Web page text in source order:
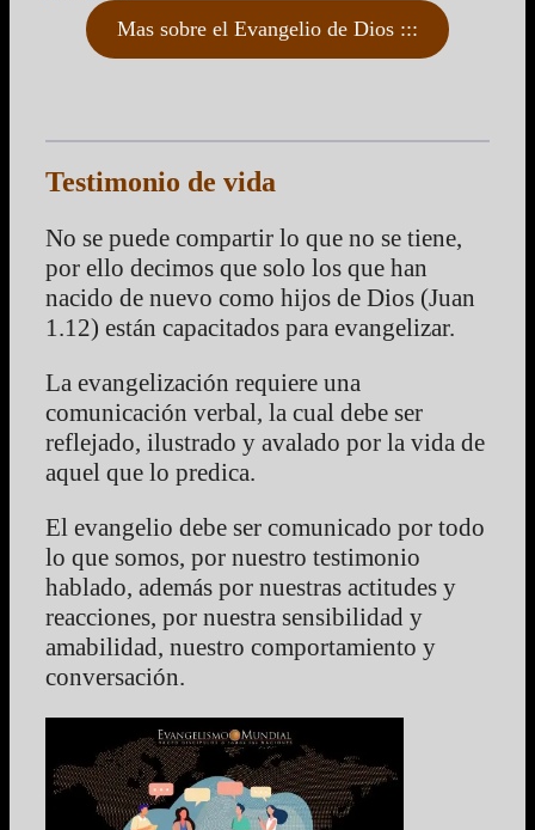
Mas sobre el Evangelio de Dios :::
Testimonio de vida
No se puede compartir lo que no se tiene,
por ello decimos que solo los que han
nacido de nuevo como hijos de Dios (Juan
1.12) están capacitados para evangelizar.
La evangelización requiere una
comunicación verbal, la cual debe ser
reflejado, ilustrado y avalado por la vida de
aquel que lo predica.
El evangelio debe ser comunicado por todo
lo que somos, por nuestro testimonio
hablado, además por nuestras actitudes y
reacciones, por nuestra sensibilidad y
amabilidad, nuestro comportamiento y
conversación.